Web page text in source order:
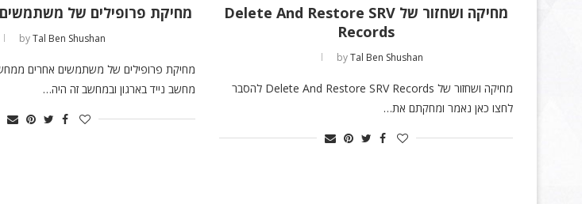
מחיקה ושחזור של Delete And Restore SRV
Records
byTal Ben Shushan
מחיקה ושחזור של Delete And Restore SRV Records להסבר
לחצו כאן נאמר ומחקתם את…
מחיקת פרופילים של
byTal Ben Shushan
מחיקת פרופילים של משתמשים אחרים
מחשב נייד בארגון ובמחשב זה היה…